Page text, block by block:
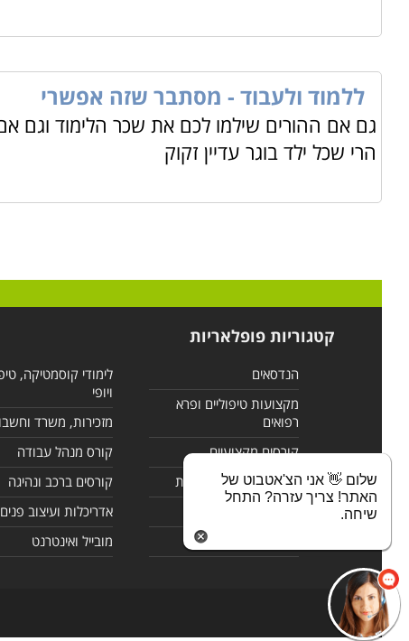
ללמוד ולעבוד - מסתבר שזה אפשרי
גם אם ההורים שילמו לכם את שכר הלימוד וגם
הרי שכל ילד בוגר עדיין זקוק
קטגוריות פופלאריות
הנדסאים
מקצועות טיפוליים ופרא
רפואים
קורסים מקצועיים
לימודי מחשבים ורשתות
לימודי קוסמטיקה,
ויופי
מזכירות, משרד
קורס מנהל עבודה
קורסים ברכב ונהיגה
אדריכלות ועיצוב פנים
מובייל ואינטרנט
שלום 👋 אני הצ'אטבוט של
האתר! צריך עזרה? התחל
שיחה.